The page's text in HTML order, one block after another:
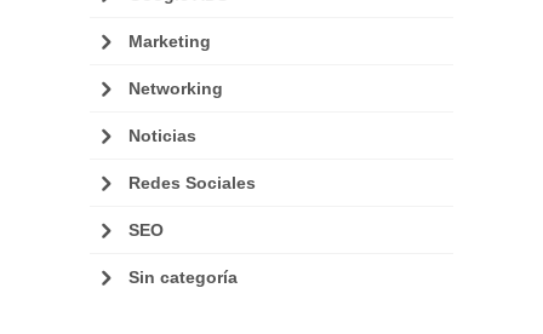
Marketing
Networking
Noticias
Redes Sociales
SEO
Sin categoría